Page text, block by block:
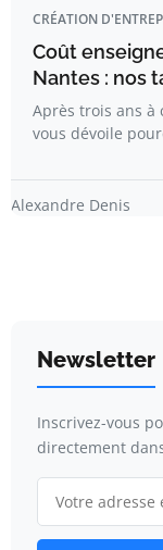
CRÉATION
Coût
Nantes : nos
Après trois ans à
vous dévoile
Alexandre Denis
Newsletter
Inscrivez-vous
directement